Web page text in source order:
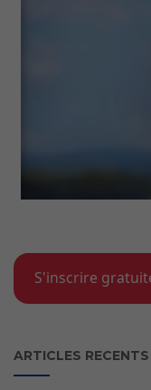
S'inscrire
ARTICLES RECENTS